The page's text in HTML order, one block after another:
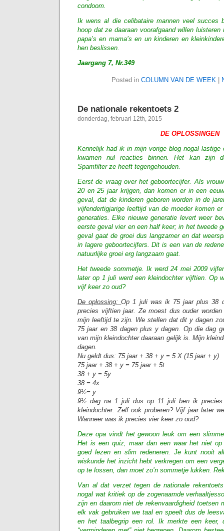
condoom.
Ik wens al die celibataire mannen veel succes
hoop dat ze daaraan voorafgaand willen luisteren
papa’s en mama’s en un kinderen en
hen beslissen.
Jaargang 7, Nr.349
Posted in COLUMN VAN DE WEEK
De nationale rekentoets 2
donderdag, februari 12th, 2015
DE OPLOSSINGEN
Kennelijk had ik in mijn vorige blog nogal lastige
kwamen nul reacties binnen. Het kan zijn
Spamfilter ze heeft tegengehouden.
Eerst de vraag over het geboortecijfer. Als
20 en 25 jaar krijgen, dan komen er in een
geval, dat de kinderen geboren worden in de
vijfendertigjarige leeftijd van de moeder komen
generaties. Elke nieuwe generatie levert weer
eerste geval vier en een half keer; in het tweede
geval gaat de groei dus langzamer en dat
in lagere geboortecijfers. Dit is een van de
natuurlijke groei erg langzaam gaat.
Het tweede sommetje. Ik werd 24 mei 2009
later op 1 juli werd een kleindochter vijftien. Op
vijf keer zo oud?
De oplossing:Op 1 juli was ik 75 jaar plus 38
precies vijftien jaar. Ze moest dus ouder
mijn leeftijd te zijn. We stellen dat dit y dagen
75 jaar en 38 dagen plus y dagen. Op die dag
van mijn kleindochter daaraan gelijk is. Mijn
dagen.
Nu geldt dus: 75 jaar + 38 + y = 5 X (15 jaar + y)
75 jaar + 38 + y = 75 jaar + 5t
38 + y = 5y
38 = 4x
9½= y
9½ dag na 1 juli dus op 11 juli ben ik
kleindochter. Zelf ook proberen? Vijf jaar later
Wanneer was ik precies vier keer zo oud?
Deze opa vindt het gewoon leuk om een
Het is een quiz, maar dan een waar het niet
goed lezen en slim redeneren. Je kunt nooit
wiskunde het inzicht hebt verkregen om een
op te lossen, dan moet zo’n sommetje lukken.
Van al dat verzet tegen de nationale
nogal wat kritiek op de zogenaamde
zijn en daarom niet de rekenvaardigheid toetsen
elk vak gebruiken we taal en speelt dus de
en het taalbegrip een rol. Ik merkte een keer,